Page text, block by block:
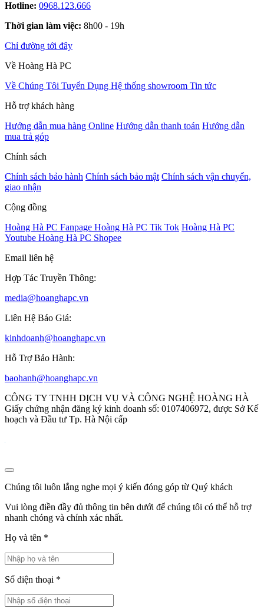
Hotline: 0968.123.666
Thời gian làm việc: 8h00 - 19h
Chỉ đường tới đây
Về Hoàng Hà PC
Về Chúng Tôi Tuyển Dụng Hệ thống showroom Tin tức
Hỗ trợ khách hàng
Hướng dẫn mua hàng Online Hướng dẫn thanh toán Hướng dẫn
mua trả góp
Chính sách
Chính sách bảo hành Chính sách bảo mật Chính sách vận chuyển,
giao nhận
Cộng đồng
Hoàng Hà PC Fanpage Hoàng Hà PC Tik Tok Hoàng Hà PC
Youtube Hoàng Hà PC Shopee
Email liên hệ
Hợp Tác Truyền Thông:
media@hoanghapc.vn
Liên Hệ Báo Giá:
kinhdoanh@hoanghapc.vn
Hỗ Trợ Bảo Hành:
baohanh@hoanghapc.vn
CÔNG TY TNHH DỊCH VỤ VÀ CÔNG NGHỆ HOÀNG HÀ
Giấy chứng nhận đăng ký kinh doanh số: 0107406972, được Sở Kế
hoạch và Đầu tư Tp. Hà Nội cấp
Chúng tôi luôn lắng nghe mọi ý kiến đóng góp từ Quý khách
Vui lòng điền đầy đủ thông tin bên dưới để chúng tôi có thể hỗ trợ
nhanh chóng và chính xác nhất.
Họ và tên *
Số điện thoại *